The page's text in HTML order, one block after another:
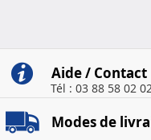
Aide / Contact
Tél : 03 88 58 02
Modes de